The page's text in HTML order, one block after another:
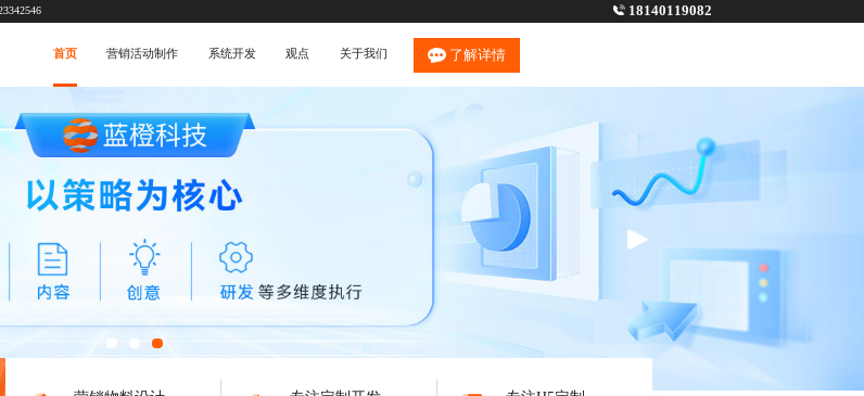
18140119082
首页 营销活动制作 系统开发 观点 关于我们 了解详情